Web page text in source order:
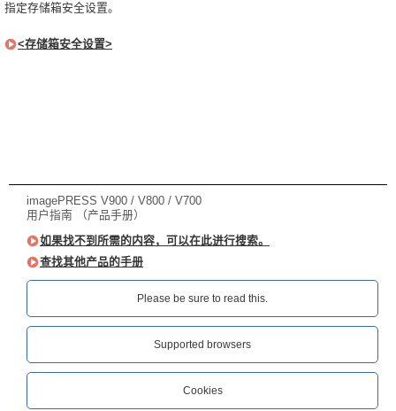
指定存储箱安全设置。
<存储箱安全设置>
imagePRESS V900 / V800 / V700
用户指南 （产品手册）
如果找不到所需的内容，可以在此进行搜索。
查找其他产品的手册
Please be sure to read this.‎
Supported browsers
Cookies